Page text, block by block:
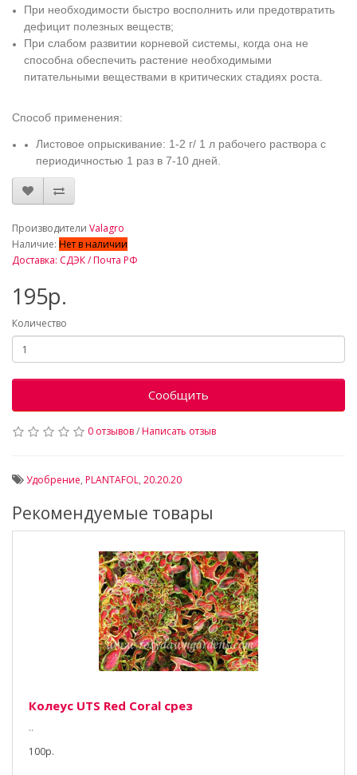
При необходимости быстро восполнить или предотвратить
дефицит полезных веществ;
При слабом развитии корневой системы, когда она не
способна обеспечить растение необходимыми
питательными веществами в критических стадиях роста.
Способ применения:
Листовое опрыскивание: 1-2 г/ 1 л рабочего раствора с
периодичностью 1 раз в 7-10 дней.
Производители Valagro
Наличие: Нет в наличии
Доставка: СДЭК / Почта РФ
195р.
Количество
Сообщить
0 отзывов/Написать отзыв
Удобрение, PLANTAFOL, 20.20.20
Рекомендуемые товары
Колеус UTS Red Coral срез
..
100р.